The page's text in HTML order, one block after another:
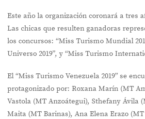
Este año la organización coronará a tres
Las chicas que resulten ganadoras
los concursos: “Miss Turismo Mundial
Universo 2019”, y “Miss Turismo
El “Miss Turismo Venezuela 2019” se
protagonizado por: Roxana Marín (MT
Vastola (MT Anzoátegui), Sthefany Ávila
Maita (MT Barinas), Ana Elena Erazo